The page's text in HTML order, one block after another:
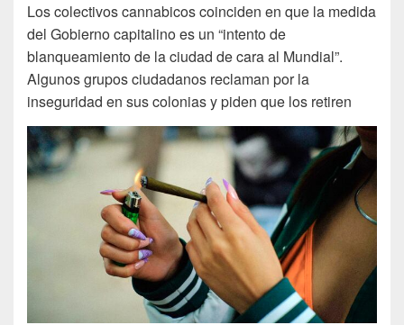
Los colectivos cannabicos coinciden en que la medida
del Gobierno capitalino es un “intento de
blanqueamiento de la ciudad de cara al Mundial”.
Algunos grupos ciudadanos reclaman por la
inseguridad en sus colonias y piden que los retiren